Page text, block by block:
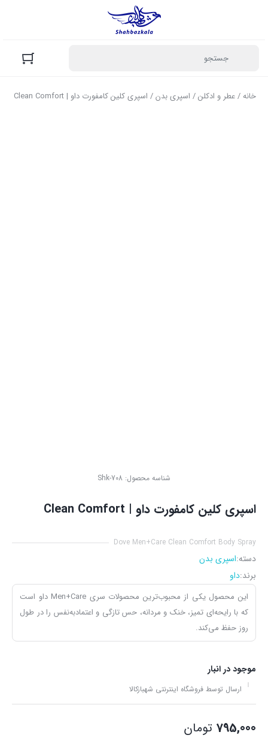
خانه/عطر و ادکلن/ اسپری بدن/ اسپری کلین کامفورت داو | Clean Comfort
شناسه محصول: Shk-708
اسپری کلین کامفورت داو | Clean Comfort
Dove Men+Care Clean Comfort Body Spray
دسته:اسپری بدن
برند:داو
این محصول یکی از محبوب‌ترین محصولات سری Men+Care داو است
که با رایحه‌ای تمیز، خنک و مردانه، حس تازگی و اعتمادبه‌نفس را در طول
روز حفظ می‌کند.
موجود در انبار
ارسال توسط فروشگاه اینترنتی شهبازکالا
795,000 تومان